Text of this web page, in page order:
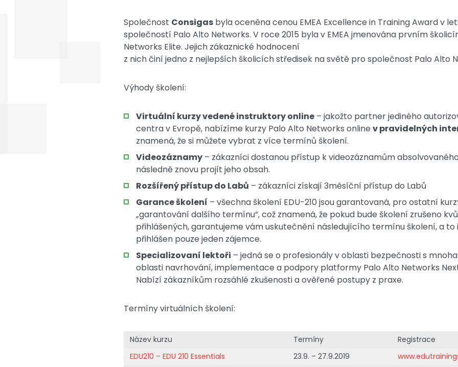
Společnost Consigas byla oceněna cenou EMEA Excellence in Training Award v
společností Palo Alto Networks. V roce 2015 byla v EMEA jmenována prvním
Networks Elite. Jejich zákaznické hodnocení
z nich činí jedno z nejlepších školicích středisek na světě pro společnost Palo Alto
Výhody školení:
Virtuální kurzy vedené instruktory online – jakožto partner jediného
centra v Evropě, nabízíme kurzy Palo Alto Networks online v pravidelných
znamená, že si můžete vybrat z více termínů školení.
Videozáznamy – zákazníci dostanou přístup k videozáznamům
následně znovu projít jeho obsah.
Rozšířený přístup do Labů – zákazníci získají 3měsíční přístup do Labů
Garance školení – všechna školení EDU-210 jsou garantovaná, pro ostatní
„garantování dalšího termínu“, což znamená, že pokud bude školení zrušeno
přihlášených, garantujeme vám uskutečnění následujícího termínu školení, a to
přihlášen pouze jeden zájemce.
Specializovaní lektoři – jedná se o profesionály v oblasti bezpečnosti s
oblasti navrhování, implementace a podpory platformy Palo Alto Networks
Nabízí zákazníkům rozsáhlé zkušenosti a ověřené postupy z praxe.
Termíny virtuálních školení:
Název kurzu Termíny
Registrace
EDU210 – EDU 210 Essentials
23.9. – 27.9.2019